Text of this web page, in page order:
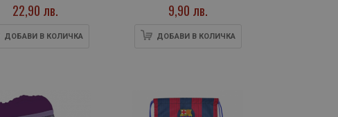
22,90 лв.
ДОБАВИ В КОЛИЧКА
9,90 лв.
ДОБАВИ В КОЛИЧКА